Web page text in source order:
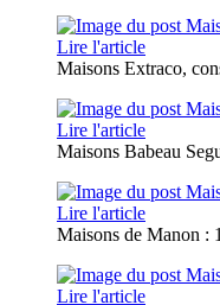
Lire l'article
Maisons Extraco,
Lire l'article
Maisons Babeau
Lire l'article
Maisons de Manon :
Lire l'article